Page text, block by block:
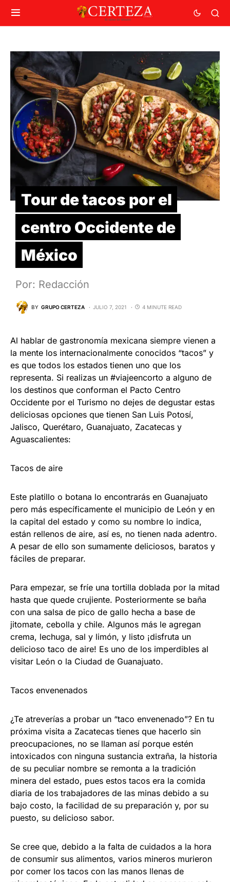
Tour de tacos por el
centro Occidente de
México
Por: Redacción
BY GRUPO CERTEZA JULIO 7, 2021 4 MINUTE READ
Al hablar de gastronomía mexicana siempre vienen a
la mente los internacionalmente conocidos “tacos” y
es que todos los estados tienen uno que los
representa. Si realizas un #viajeencorto a alguno de
los destinos que conforman el Pacto Centro
Occidente por el Turismo no dejes de degustar estas
deliciosas opciones que tienen San Luis Potosí,
Jalisco, Querétaro, Guanajuato, Zacatecas y
Aguascalientes:
Tacos de aire
Este platillo o botana lo encontrarás en Guanajuato
pero más específicamente el municipio de León y en
la capital del estado y como su nombre lo indica,
están rellenos de aire, así es, no tienen nada adentro.
A pesar de ello son sumamente deliciosos, baratos y
fáciles de preparar.
Para empezar, se fríe una tortilla doblada por la mitad
hasta que quede crujiente. Posteriormente se baña
con una salsa de pico de gallo hecha a base de
jitomate, cebolla y chile. Algunos más le agregan
crema, lechuga, sal y limón, y listo ¡disfruta un
delicioso taco de aire! Es uno de los imperdibles al
visitar León o la Ciudad de Guanajuato.
Tacos envenenados
¿Te atreverías a probar un “taco envenenado”? En tu
próxima visita a Zacatecas tienes que hacerlo sin
preocupaciones, no se llaman así porque estén
intoxicados con ninguna sustancia extraña, la historia
de su peculiar nombre se remonta a la tradición
minera del estado, pues estos tacos era la comida
diaria de los trabajadores de las minas debido a su
bajo costo, la facilidad de su preparación y, por su
puesto, su delicioso sabor.
Se cree que, debido a la falta de cuidados a la hora
de consumir sus alimentos, varios mineros murieron
por comer los tacos con las manos llenas de